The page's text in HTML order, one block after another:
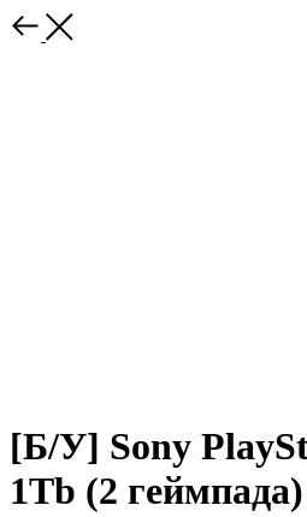
[Б/У] Sony
1Tb (2